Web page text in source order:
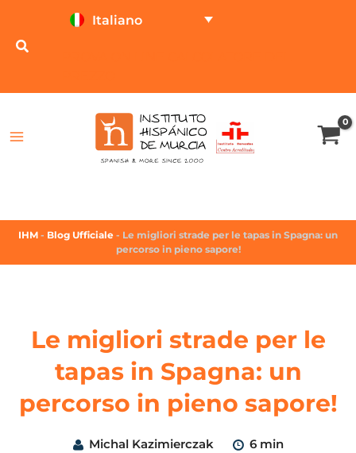
Italiano
IHM - Blog Ufficiale - Le migliori strade per le tapas in Spagna: un
percorso in pieno sapore!
Le migliori strade per le
tapas in Spagna: un
percorso in pieno sapore!
Michal Kazimierczak 6 min